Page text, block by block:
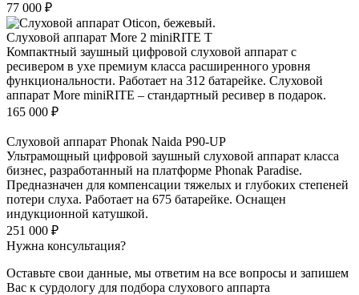
77 000 ₽
Слуховой аппарат More 2 miniRITE T
Компактный заушный цифровой слуховой аппарат с
ресивером в ухе премиум класса расширенного уровня
функциональности. Работает на 312 батарейке. Слуховой
аппарат More miniRITE – стандартный ресивер в подарок.
165 000 ₽
Слуховой аппарат Phonak Naida P90-UP
Ультрамощный цифровой заушный слуховой аппарат класса
бизнес, разработанный на платформе Phonak Paradise.
Предназначен для компенсации тяжелых и глубоких степеней
потери слуха. Работает на 675 батарейке. Оснащен
индукционной катушкой.
251 000 ₽
Нужна консультация?
Оставьте свои данные, мы ответим на все вопросы и запишем
Вас к сурдологу для подбора слухового аппарта